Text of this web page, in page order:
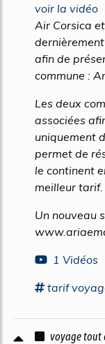
voir la vidéo
Air Corsica
afin de
commune :
Les deux
associées
uniquement
permet de
le continent
meilleur tarif.
Un nouveau
1 Vidéos
tarif
voyage tout